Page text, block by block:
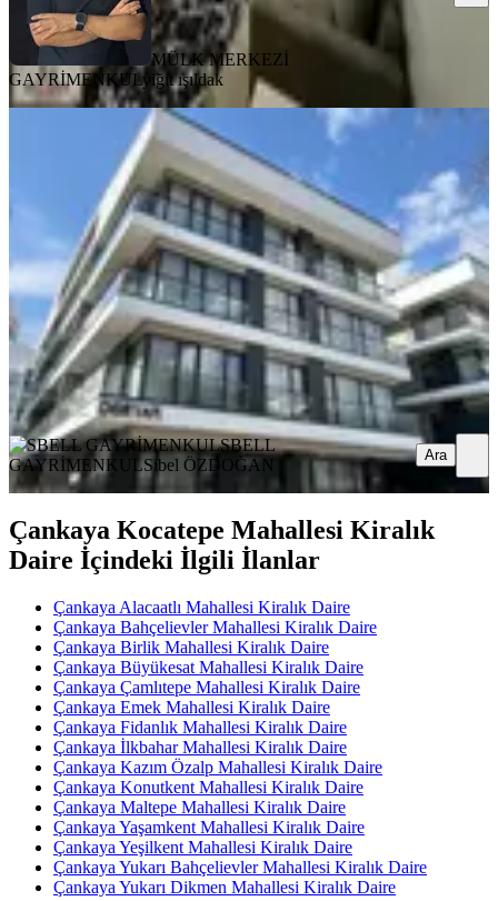
MÜLK MERKEZİ
GAYRİMENKULyiğit ışıldak
Sbell'den Gop'da Yeni Binada Ara
Kat Ön Cephede Full Eşyalı 1+1
Çankaya, Gaziosmanpaşa Mahallesi
1+1·55 m²·1. Kat·08.08.2026
53.000 ₺
SBELL GAYRİMENKUL Sibel ÖZDOĞAN
Ara
SBELL
GAYRİMENKULSibel ÖZDOĞAN Ara
Çankaya Kocatepe Mahallesi Kiralık
Daire İçindeki İlgili İlanlar
Çankaya Alacaatlı Mahallesi Kiralık Daire
Çankaya Bahçelievler Mahallesi Kiralık Daire
Çankaya Birlik Mahallesi Kiralık Daire
Çankaya Büyükesat Mahallesi Kiralık Daire
Çankaya Çamlıtepe Mahallesi Kiralık Daire
Çankaya Emek Mahallesi Kiralık Daire
Çankaya Fidanlık Mahallesi Kiralık Daire
Çankaya İlkbahar Mahallesi Kiralık Daire
Çankaya Kazım Özalp Mahallesi Kiralık Daire
Çankaya Konutkent Mahallesi Kiralık Daire
Çankaya Maltepe Mahallesi Kiralık Daire
Çankaya Yaşamkent Mahallesi Kiralık Daire
Çankaya Yeşilkent Mahallesi Kiralık Daire
Çankaya Yukarı Bahçelievler Mahallesi Kiralık Daire
Çankaya Yukarı Dikmen Mahallesi Kiralık Daire